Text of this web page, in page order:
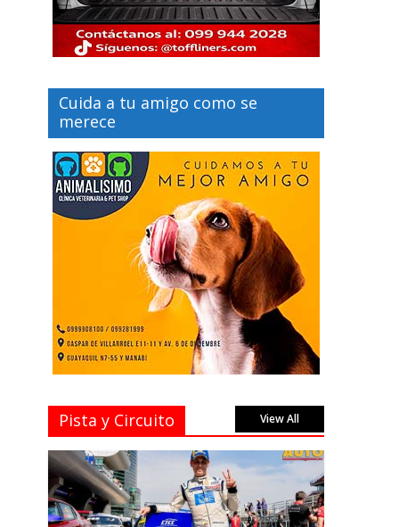
Cuida a tu amigo como se
merece
Pista y Circuito View All